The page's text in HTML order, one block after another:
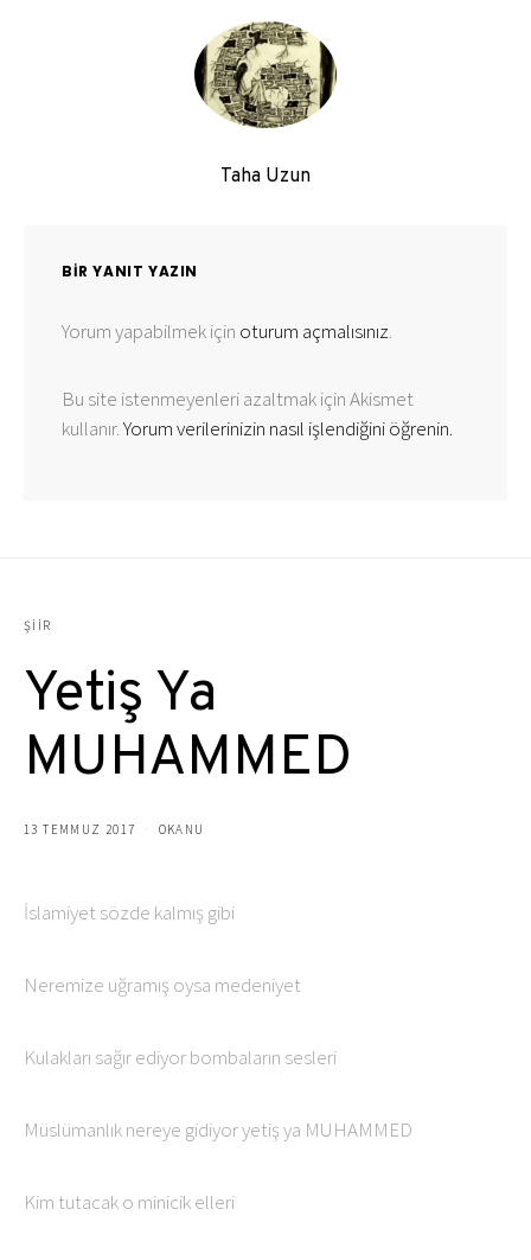
Taha Uzun
BIR YANIT YAZIN
Yorum yapabilmek için oturum açmalısınız.
Bu site istenmeyenleri azaltmak için Akismet
kullanır.Yorum verilerinizin nasıl işlendiğini öğrenin.
ŞIIR
Yetiş Ya
MUHAMMED
13 TEMMUZ 2017 OKANU
İslamiyet sözde kalmış gibi
Neremize uğramış oysa medeniyet
Kulakları sağır ediyor bombaların sesleri
Müslümanlık nereye gidiyor yetiş ya MUHAMMED
Kim tutacak o minicik elleri